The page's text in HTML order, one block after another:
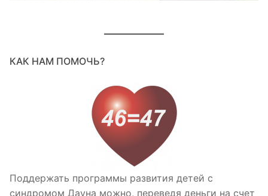
КАК НАМ ПОМОЧЬ?
Поддержать программы развития детей с
синдромом Дауна можно, переведя деньги на счет